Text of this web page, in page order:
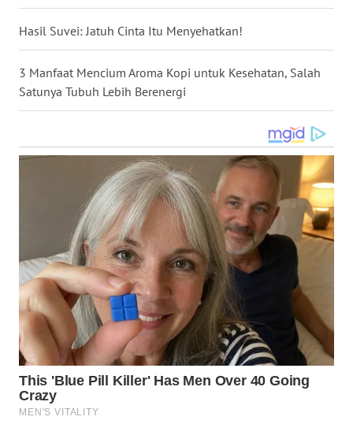
Hasil Suvei: Jatuh Cinta Itu Menyehatkan!
3 Manfaat Mencium Aroma Kopi untuk Kesehatan, Salah
Satunya Tubuh Lebih Berenergi
NUSANTARA
WN
JOGJA
JATIM
WN
KALBAR
WN
KALTENG
WN
KALTARA